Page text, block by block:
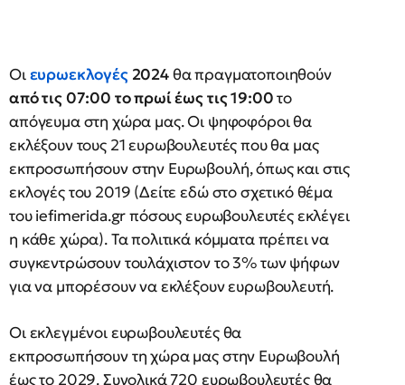
Οιευρωεκλογές2024θα πραγματοποιηθούν
από τις 07:00 το πρωί έως τις 19:00το
απόγευμα στη χώρα μας. Οι ψηφοφόροι θα
εκλέξουν τους 21 ευρωβουλευτές που θα μας
εκπροσωπήσουν στην Ευρωβουλή, όπως και στις
εκλογές του 2019 (Δείτε εδώ στο σχετικό θέμα
του iefimerida.gr πόσους ευρωβουλευτές εκλέγει
η κάθε χώρα). Τα πολιτικά κόμματα πρέπει να
συγκεντρώσουν τουλάχιστον το 3% των ψήφων
για να μπορέσουν να εκλέξουν ευρωβουλευτή.
Οι εκλεγμένοι ευρωβουλευτές θα
εκπροσωπήσουν τη χώρα μας στην Ευρωβουλή
έως το 2029. Συνολικά 720 ευρωβουλευτές θα